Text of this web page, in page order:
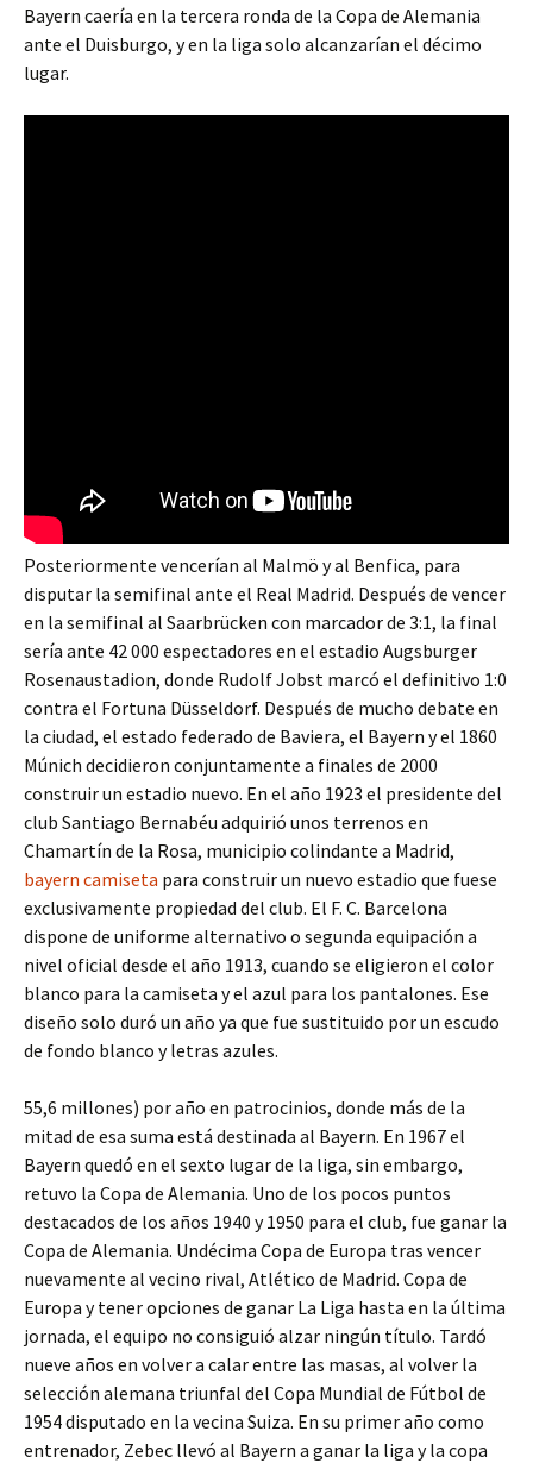
Bayern caería en la tercera ronda de la Copa de Alemania
ante el Duisburgo, y en la liga solo alcanzarían el décimo
lugar.
Posteriormente vencerían al Malmö y al Benfica, para
disputar la semifinal ante el Real Madrid. Después de vencer
en la semifinal al Saarbrücken con marcador de 3:1, la final
sería ante 42 000 espectadores en el estadio Augsburger
Rosenaustadion, donde Rudolf Jobst marcó el definitivo 1:0
contra el Fortuna Düsseldorf. Después de mucho debate en
la ciudad, el estado federado de Baviera, el Bayern y el 1860
Múnich decidieron conjuntamente a finales de 2000
construir un estadio nuevo. En el año 1923 el presidente del
club Santiago Bernabéu adquirió unos terrenos en
Chamartín de la Rosa, municipio colindante a Madrid,
bayern camiseta para construir un nuevo estadio que fuese
exclusivamente propiedad del club. El F. C. Barcelona
dispone de uniforme alternativo o segunda equipación a
nivel oficial desde el año 1913, cuando se eligieron el color
blanco para la camiseta y el azul para los pantalones. Ese
diseño solo duró un año ya que fue sustituido por un escudo
de fondo blanco y letras azules.
55,6 millones) por año en patrocinios, donde más de la
mitad de esa suma está destinada al Bayern. En 1967 el
Bayern quedó en el sexto lugar de la liga, sin embargo,
retuvo la Copa de Alemania. Uno de los pocos puntos
destacados de los años 1940 y 1950 para el club, fue ganar la
Copa de Alemania. Undécima Copa de Europa tras vencer
nuevamente al vecino rival, Atlético de Madrid. Copa de
Europa y tener opciones de ganar La Liga hasta en la última
jornada, el equipo no consiguió alzar ningún título. Tardó
nueve años en volver a calar entre las masas, al volver la
selección alemana triunfal del Copa Mundial de Fútbol de
1954 disputado en la vecina Suiza. En su primer año como
entrenador, Zebec llevó al Bayern a ganar la liga y la copa